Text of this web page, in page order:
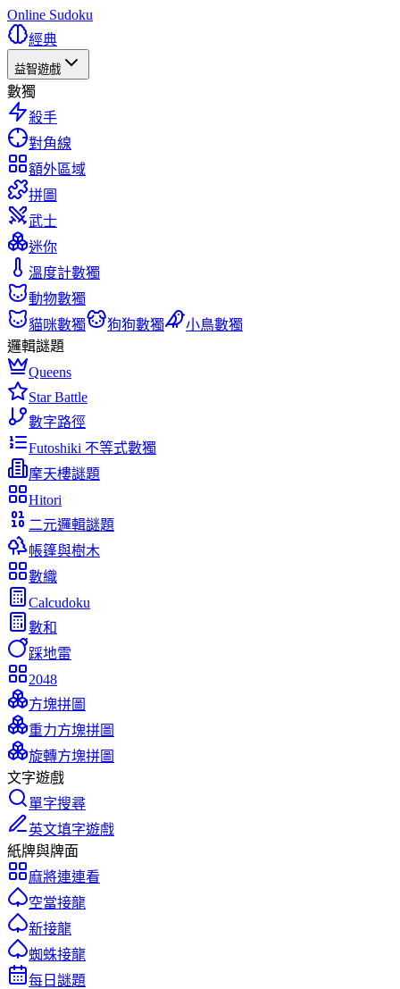
Online Sudoku
經典
益智遊戲
數獨
殺手
對角線
額外區域
拼圖
武士
迷你
溫度計數獨
動物數獨
貓咪數獨
狗狗數獨
小鳥數獨
邏輯謎題
Queens
Star Battle
數字路徑
Futoshiki 不等式數獨
摩天樓謎題
Hitori
二元邏輯謎題
帳篷與樹木
數織
Calcudoku
數和
踩地雷
2048
方塊拼圖
重力方塊拼圖
旋轉方塊拼圖
文字遊戲
單字搜尋
英文填字遊戲
紙牌與牌面
麻將連連看
空當接龍
新接龍
蜘蛛接龍
每日謎題